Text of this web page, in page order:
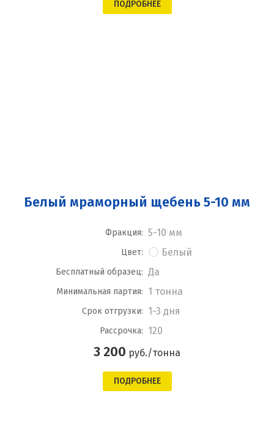
ПОДРОБНЕЕ
Белый мраморный щебень 5-10 мм
Фракция: 5-10 мм
Цвет: Белый
Бесплатный образец: Да
Минимальная партия: 1 тонна
Срок отгрузки: 1-3 дня
Рассрочка: 120
3 200 руб./тонна
ПОДРОБНЕЕ